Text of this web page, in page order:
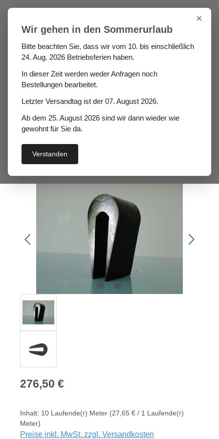
Zum Hauptinhalt springen
Auto / Wohnmobil / Boot
Boot
Kunststoffscheuerleiste
Ewaldo
Regulärer Preis:
276,50 €
Inhalt: 10 Laufende(r) Meter (27,65 € / 1 Laufende(r)
Meter)
Preise inkl. MwSt. zzgl. Versandkosten
×
Wir gehen in den Sommerurlaub
Bitte beachten Sie, dass wir vom 10. bis einschließlich
24. Aug. 2026 Betriebsferien haben.
In dieser Zeit werden weder Anfragen noch
Bestellungen bearbeitet.
Letzter Versandtag ist der 07. August 2026.
Ab dem 25. August 2026 sind wir dann wieder wie
gewohnt für Sie da.
Verstanden